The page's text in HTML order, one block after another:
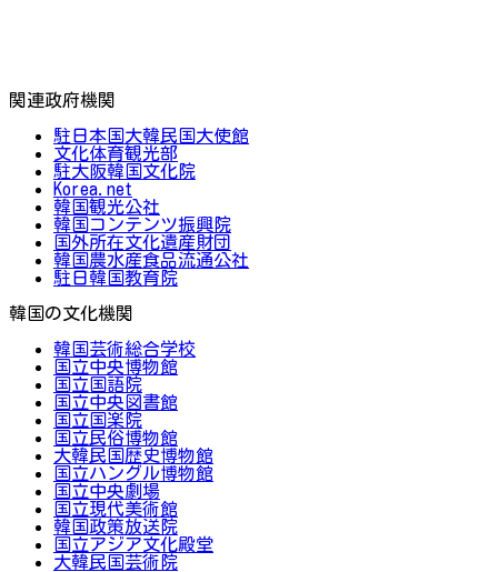
関連政府機関
駐日本国大韓民国大使館
文化体育観光部
駐大阪韓国文化院
Korea.net
韓国観光公社
韓国コンテンツ振興院
国外所在文化遺産財団
韓国農水産食品流通公社
駐日韓国教育院
韓国の文化機関
韓国芸術総合学校
国立中央博物館
国立国語院
国立中央図書館
国立国楽院
国立民俗博物館
大韓民国歴史博物館
国立ハングル博物館
国立中央劇場
国立現代美術館
韓国政策放送院
国立アジア文化殿堂
大韓民国芸術院